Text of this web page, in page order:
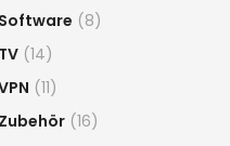
Software (8)
TV (14)
(11)
Zubehör (16)